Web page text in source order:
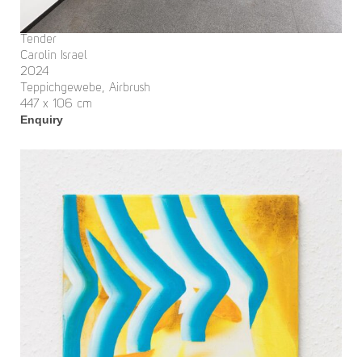
Tender
Carolin Israel
2024
Teppichgewebe, Airbrush
447 x 106 cm
Enquiry